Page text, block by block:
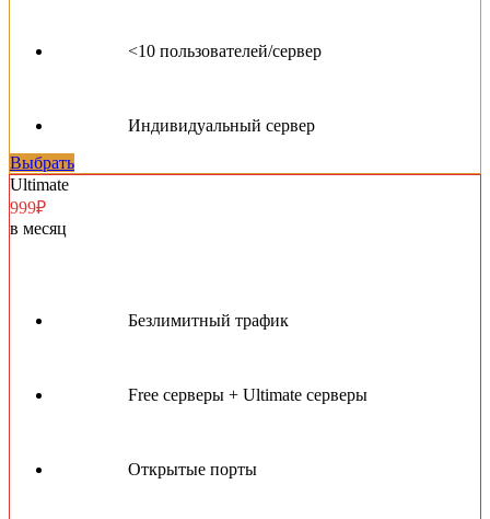
<10 пользователей/сервер
Индивидуальный сервер
Выбрать
Ultimate
999₽
в месяц
Безлимитный трафик
Free серверы + Ultimate серверы
Открытые порты